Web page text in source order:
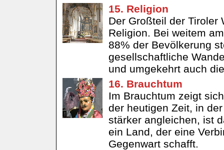
15. Religion
Der Großteil der Tiroler
Religion. Bei weitem
88% der Bevölkerung
gesellschaftliche
und umgekehrt auch
16. Brauchtum
Im Brauchtum zeigt
der heutigen Zeit, in
stärker angleichen, ist
ein Land, der eine
Gegenwart schafft.